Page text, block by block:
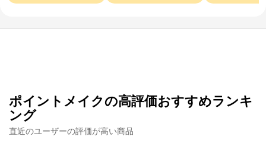
ポイントメイクの高評価おすすめランキ
ング
直近のユーザーの評価が高い商品
JILL STUARTからのコメント
ーセーグループが展開する商品情報をはじめ、キャン